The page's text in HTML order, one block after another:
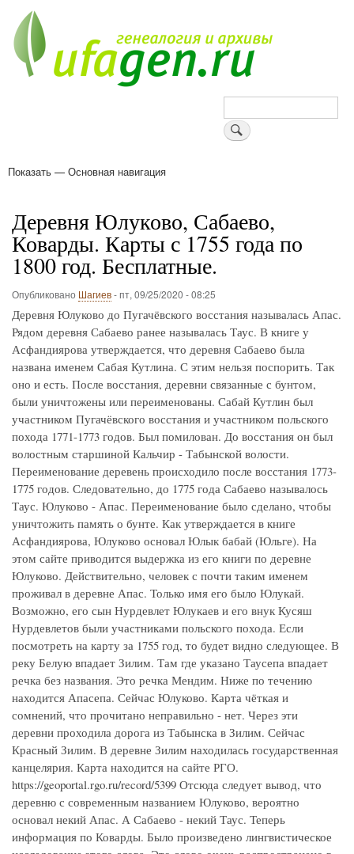
основному
содержанию
Поиск
Основная
Показать — Основная навигация
Деревня Юлуково, Сабаево,
Коварды. Карты с 1755 года по
1800 год. Бесплатные.
Опубликовано Шагиев-пт, 09/25/2020 - 08:25
Деревня Юлуково до Пугачёвского восстания называлась Апас.
Рядом деревня Сабаево ранее называлась Таус. В книге у
Асфандиярова утверждается, что деревня Сабаево была
названа именем Сабая Кутлина. С этим нельзя поспорить. Так
оно и есть. После восстания, деревни связанные с бунтом,
были уничтожены или переименованы. Сабай Кутлин был
участником Пугачёвского восстания и участником польского
похода 1771-1773 годов. Был помилован. До восстания он был
волостным старшиной Кальчир - Табынской волости.
Переименование деревень происходило после восстания 1773-
1775 годов. Следовательно, до 1775 года Сабаево называлось
Таус. Юлуково - Апас. Переименование было сделано, чтобы
уничтожить память о бунте. Как утверждается в книге
Асфандиярова, Юлуково основал Юлык бабай (Юльге). На
этом сайте приводится выдержка из его книги по деревне
Юлуково. Действительно, человек с почти таким именем
проживал в деревне Апас. Только имя его было Юлукай.
Возможно, его сын Нурдевлет Юлукаев и его внук Кусяш
Нурдевлетов были участниками польского похода. Если
посмотреть на карту за 1755 год, то будет видно следующее. В
реку Белую впадает Зилим. Там где указано Таусепа впадает
речка без названия. Это речка Мендим. Ниже по течению
находится Апасепа. Сейчас Юлуково. Карта чёткая и
сомнений, что прочитано неправильно - нет. Через эти
деревни проходила дорога из Табынска в Зилим. Сейчас
Красный Зилим. В деревне Зилим находилась государственная
канцелярия. Карта находится на сайте РГО.
https://geoportal.rgo.ru/record/5399 Отсюда следует вывод, что
деревню с современным названием Юлуково, вероятно
основал некий Апас. А Сабаево - некий Таус. Теперь
информация по Коварды. Было произведено лингвистическое